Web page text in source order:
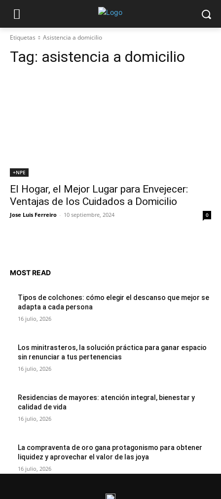
Etiquetas Asistencia a domicilio
Tag: asistencia a domicilio
+NPE
El Hogar, el Mejor Lugar para Envejecer:
Ventajas de los Cuidados a Domicilio
Jose Luis Ferreiro - 10 septiembre, 2024 0
MOST READ
Tipos de colchones: cómo elegir el descanso que mejor se
adapta a cada persona
16 julio, 2026
Los minitrasteros, la solución práctica para ganar espacio
sin renunciar a tus pertenencias
16 julio, 2026
Residencias de mayores: atención integral, bienestar y
calidad de vida
16 julio, 2026
La compraventa de oro gana protagonismo para obtener
liquidez y aprovechar el valor de las joya
16 julio, 2026